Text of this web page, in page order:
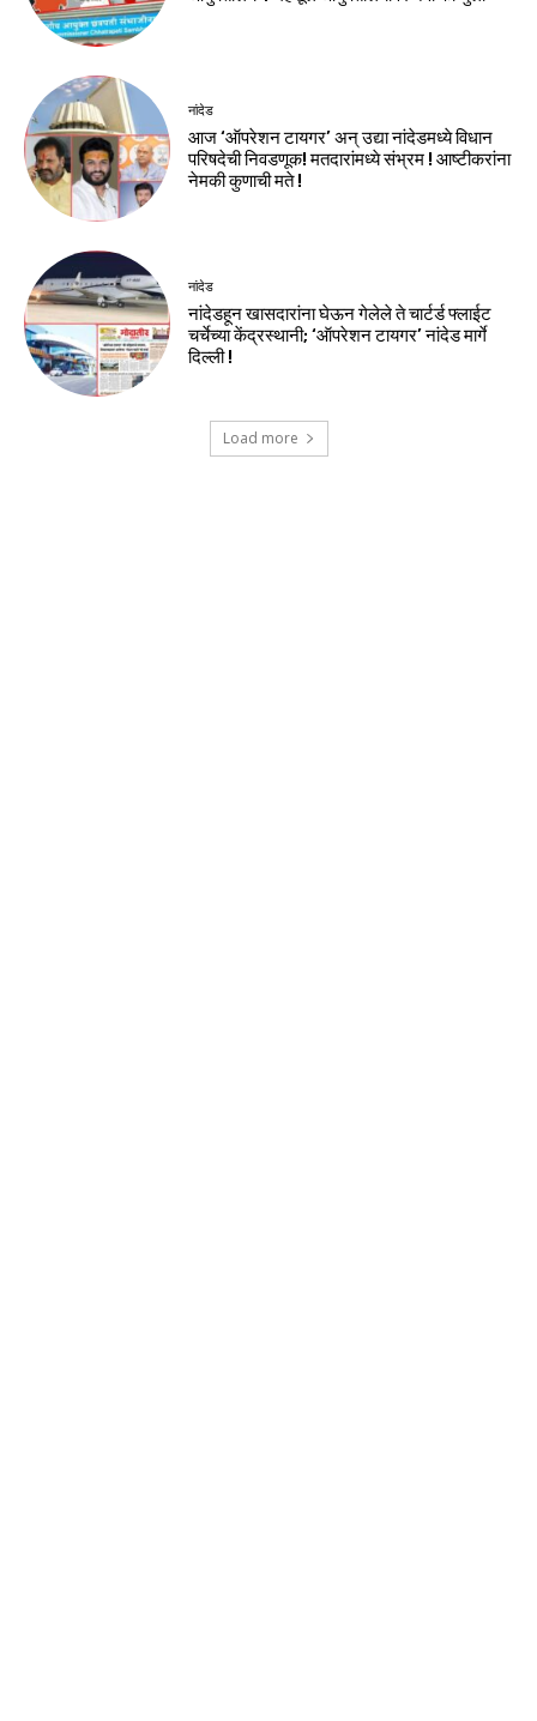
नांदेड
आज ‘ऑपरेशन टायगर’ अन् उद्या नांदेडमध्ये विधान
परिषदेची निवडणूक! मतदारांमध्ये संभ्रम ! आष्टीकरांना
नेमकी कुणाची मते !
नांदेड
नांदेडहून खासदारांना घेऊन गेलेले ते चार्टर्ड फ्लाईट
चर्चेच्या केंद्रस्थानी; ‘ऑपरेशन टायगर’ नांदेड मार्गे
दिल्ली !
Load more